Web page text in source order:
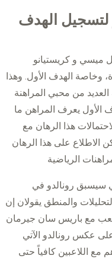
لتسجيل الهدف
ميسي و كريستيانو
وخاصة الهدف الأول. وهذا
من محبي المراهنة
الأول يعرف المراهن ما
هذا الرهان مع
الاطلاع على هذا الرهان
سيسبق رونالدو في
والمنطق يقولان إن
مع باريس سان جيرمان
عكس رونالدو الآتي
مع اللاعبين كافياً حتى